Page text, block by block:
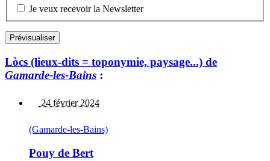
Je veux recevoir la Newsletter
Lòcs (lieux-dits = toponymie, paysage...) de
Gamarde-les-Bains :
24 février 2024
(Gamarde-les-Bains)
Pouy de Bert